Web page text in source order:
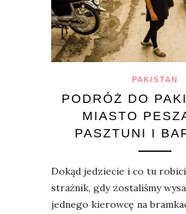
PAKISTAN
PODRÓŻ DO
MIASTO
PASZTUNI I
Dokąd jedziecie i co tu
strażnik, gdy zostaliśmy
jednego kierowcę na